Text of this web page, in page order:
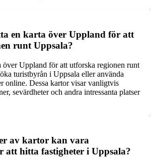
en karta över Uppland för att
runt Uppsala?
över Uppland för att utforska regionen runt
turistbyrån i Uppsala eller använda
online. Dessa kartor visar vanligtvis
sevärdheter och andra intressanta platser
av kartor kan vara
att hitta fastigheter i Uppsala?